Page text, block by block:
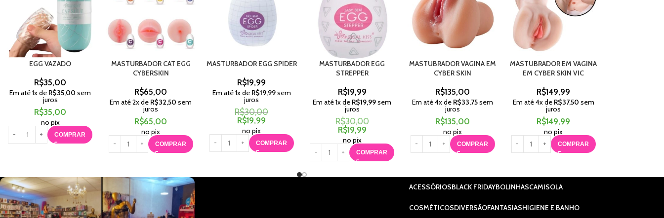
EGG VAZADO
R$35,00
Em até1x de R$35,00 sem
juros
R$35,00
no pix
COMPRAR
MASTURBADOR CAT EGG
CYBERSKIN
R$65,00
Em até2x de R$32,50 sem
juros
R$65,00
no pix
COMPRAR
MASTURBADOR EGG SPIDER
R$19,99
Em até1x de R$19,99sem
juros
R$30,00
R$19,99
no pix
COMPRAR
MASTURBADOR EGG
STREPPER
R$19,99
Em até1x de R$19,99sem
juros
R$30,00
R$19,99
no pix
COMPRAR
MASTUBRADOR VAGINA EM
CYBER SKIN
R$135,00
Em até4x de R$33,75sem
juros
R$135,00
no pix
COMPRAR
MASTUBRADOR EM VAGINA
EM CYBER SKIN VIC
R$149,99
Em até4x de R$37,50 sem
juros
R$149,99
no pix
COMPRAR
ACESSÓRIOSBLACK FRIDAYBOLINHASCAMISOLA
COSMÉTICOSDIVERSÃOFANTASIASHIGIENE E BANHO